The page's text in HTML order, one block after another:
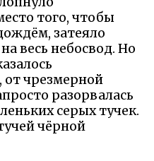
того, чтобы
затеяло
весь небосвод. Но
от чрезмерной
разорвалась
серых тучек.
чёрной